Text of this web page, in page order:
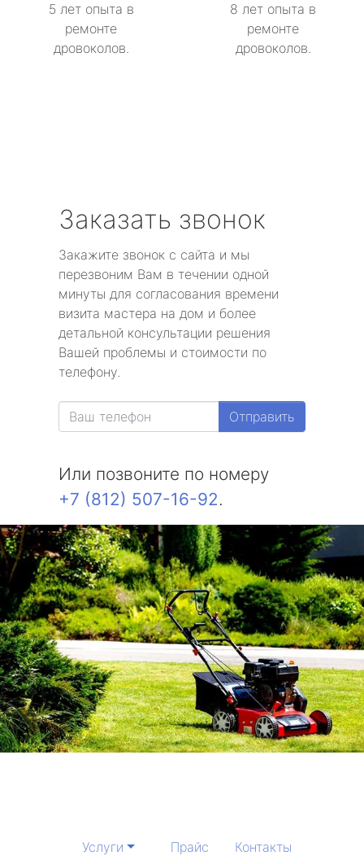
5 лет опыта в
ремонте
дровоколов.
8 лет опыта в
ремонте
дровоколов.
Заказать звонок
Закажите звонок с сайта и мы
перезвоним Вам в течении одной
минуты для согласования времени
визита мастера на дом и более
детальной консультации решения
Вашей проблемы и стоимости по
телефону.
Отправить
Или позвоните по номеру
+7 (812) 507-16-92.
Услуги Прайс Контакты